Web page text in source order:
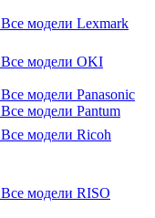
Все модели Lexmark
Все модели OKI
Все модели Panasonic
Все модели Pantum
Все модели Ricoh
Все модели RISO